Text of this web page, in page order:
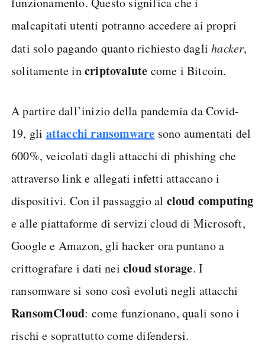
malcapitati utenti potranno accedere ai propri
dati solo pagando quanto richiesto daglihacker,
solitamente incriptovalute come i Bitcoin.
A partire dall’inizio della pandemia da Covid-
19, gli attacchi ransomware sono aumentati del
600%, veicolati dagli attacchi di phishing che
attraverso link e allegati infetti attaccano i
dispositivi. Con il passaggio al cloud computing
e alle piattaforme di servizi cloud di Microsoft,
Google e Amazon, gli hacker ora puntano a
crittografare i dati nei cloud storage. I
ransomware si sono così evoluti negli attacchi
RansomCloud: come funzionano, quali sono i
rischi e soprattutto come difendersi.